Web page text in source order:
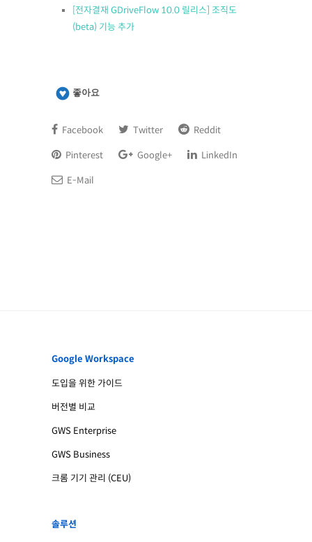
[전자결재 GDriveFlow 10.0 릴리스] 조직도
(beta) 기능 추가
좋아요
Facebook Twitter Reddit
Pinterest Google+ LinkedIn
E-Mail
Google Workspace
도입을 위한 가이드
버전별 비교
GWS Enterprise
GWS Business
크롬 기기 관리 (CEU)
솔루션